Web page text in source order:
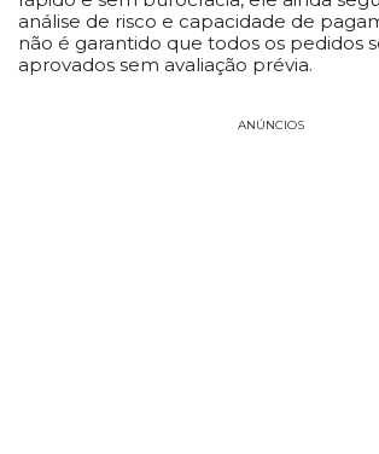
análise de risco e capacidade de
não é garantido que todos os pedidos
aprovados sem avaliação prévia.
ANÚNCIOS